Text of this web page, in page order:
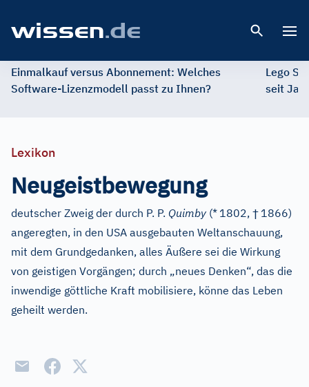
Einmalkauf versus Abonnement: Welches
Software-Lizenzmodell passt zu Ihnen?
Lego
seit
Lexikon
Neugeistbewegung
deutscher Zweig der durch P. P. Quimby (* 1802, † 1866)
angeregten, in den USA ausgebauten Weltanschauung,
mit dem Grundgedanken, alles Äußere sei die Wirkung
von geistigen Vorgängen; durch „neues Denken“, das die
inwendige göttliche Kraft mobilisiere, könne das Leben
geheilt werden.